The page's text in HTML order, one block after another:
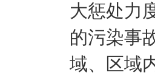
大惩处力
的污染事
域、区域